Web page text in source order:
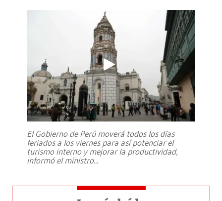
El Gobierno de Perú moverá todos los días
feriados a los viernes para así potenciar el
turismo interno y mejorar la productividad,
informó el ministro...